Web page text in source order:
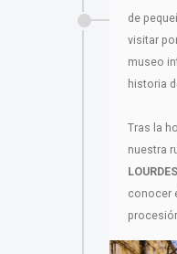
de
visitar
museo
historia
Tras la
nuestra
LOURDES
conocer